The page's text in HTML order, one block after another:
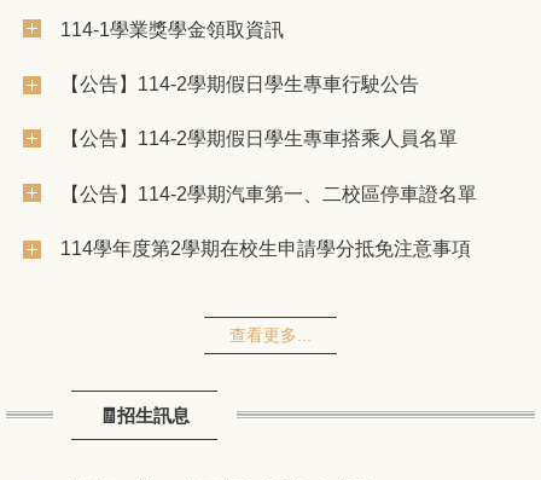
114-1學業獎學金領取資訊
【公告】114-2學期假日學生專車行駛公告
【公告】114-2學期假日學生專車搭乘人員名單
【公告】114-2學期汽車第一、二校區停車證名單
114學年度第2學期在校生申請學分抵免注意事項
查看更多...
🧾招生訊息